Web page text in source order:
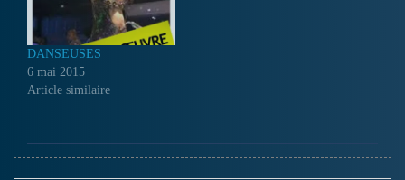
DANSEUSES
6 mai 2015
Article similaire